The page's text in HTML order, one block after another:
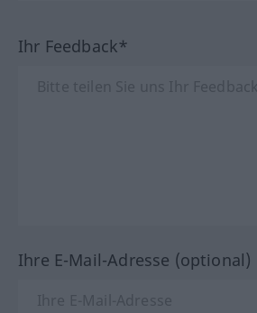
Ihr Feedback*
Ihre E-Mail-Adresse (optional)